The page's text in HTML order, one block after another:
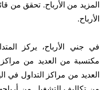
المزيد من الأرباح. تحقق
الأرباح.
في جني الأرباح، يركز
مكتسبة من العديد من مراكز
العديد من مراكز التداول في